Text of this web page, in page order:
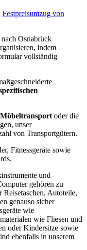
Festpreisumzug von
Osnabrück
indem
vollständig
Möbeltransport oder die
unser
von Transportgütern.
Fitnessgeräte sowie
und
gehören zu
Autoteile,
genauso sicher
wie
wie Fliesen und
oder Kindersitze sowie
ebenfalls in unserem